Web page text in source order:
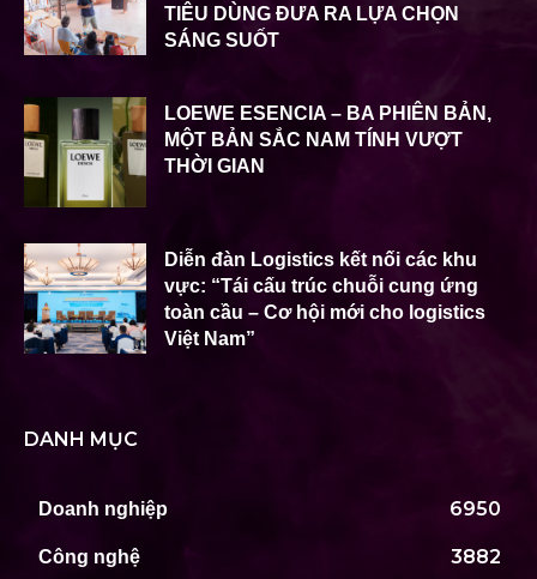
TIÊU DÙNG ĐƯA RA LỰA CHỌN
SÁNG SUỐT
LOEWE ESENCIA – BA PHIÊN BẢN,
MỘT BẢN SẮC NAM TÍNH VƯỢT
THỜI GIAN
Diễn đàn Logistics kết nối các khu
vực: “Tái cấu trúc chuỗi cung ứng
toàn cầu – Cơ hội mới cho logistics
Việt Nam”
DANH MỤC
Doanh nghiệp 6950
Công nghệ 3882